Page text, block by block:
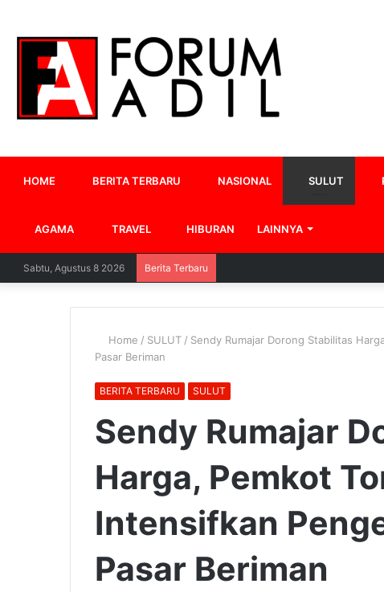
HOME BERITA TERBARU NASIONAL SULUT
AGAMA TRAVEL HIBURAN LAINNYA
Sabtu, Agustus 8 2026 Berita Terbaru
Home / SULUT / Sendy Rumajar Dorong Stabilitas
Pasar Beriman
BERITA TERBARU SULUT
Sendy Rumajar
Harga, Pemkot
Intensifkan
Pasar Beriman